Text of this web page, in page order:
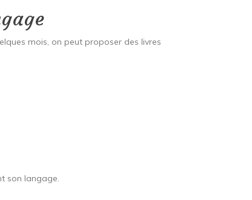
mois, on peut proposer des livres
son langage.